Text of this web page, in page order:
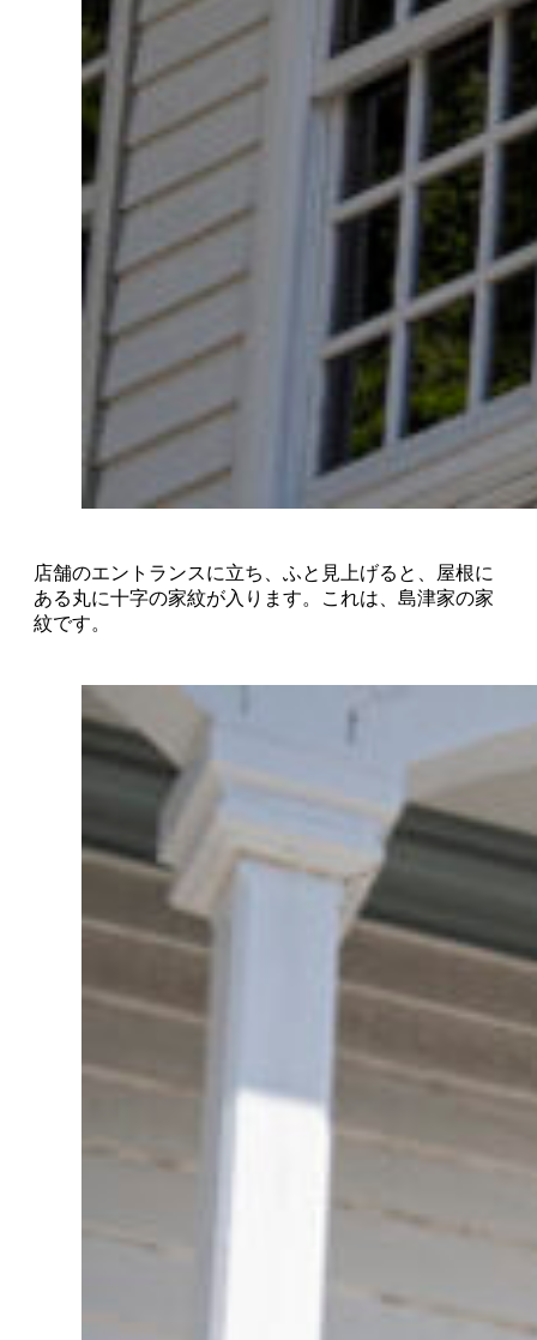
店舗のエントランスに立ち、ふと見上げると、屋根に
ある丸に十字の家紋が入ります。これは、島津家の家
紋です。